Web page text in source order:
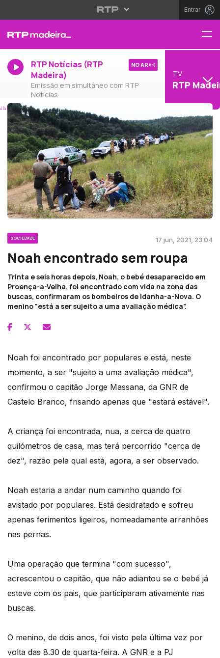
Entrar
RTP Notícias (RTP
Madeira)
Emissão em simultâneo com RTP
Notícias
NO AR
TV
RTP
SOCIEDADE 17 jun, 2021, 23:04
Noah encontrado sem roupa
Trinta e seis horas depois, Noah, o bebé desaparecido em
Proença-a-Velha, foi encontrado com vida na zona das
buscas, confirmaram os bombeiros de Idanha-a-Nova. O
menino "está a ser sujeito a uma avaliação médica".
Noah foi encontrado por populares e está, neste
momento, a ser "sujeito a uma avaliação médica",
confirmou o capitão Jorge Massana, da GNR de
Castelo Branco, frisando apenas que "estará estável".
A criança foi encontrada, nua, a cerca de quatro
quilómetros de casa, mas terá percorrido "cerca de
dez", razão pela qual está, agora, a ser observado.
Noah estaria a andar num caminho quando foi
avistado por populares. Está desidratado e sofreu
apenas ferimentos ligeiros, nomeadamente arranhões
nas pernas.
Uma operação que termina "com sucesso",
acrescentou o capitão, que não adiantou se o bebé já
esteve com os pais, que participaram ativamente nas
buscas.
O menino, de dois anos, foi visto pela última vez por
volta das 8.30 de quarta-feira. A GNR e a PJ